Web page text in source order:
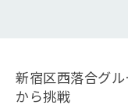
新宿区西落合グ
から挑戦